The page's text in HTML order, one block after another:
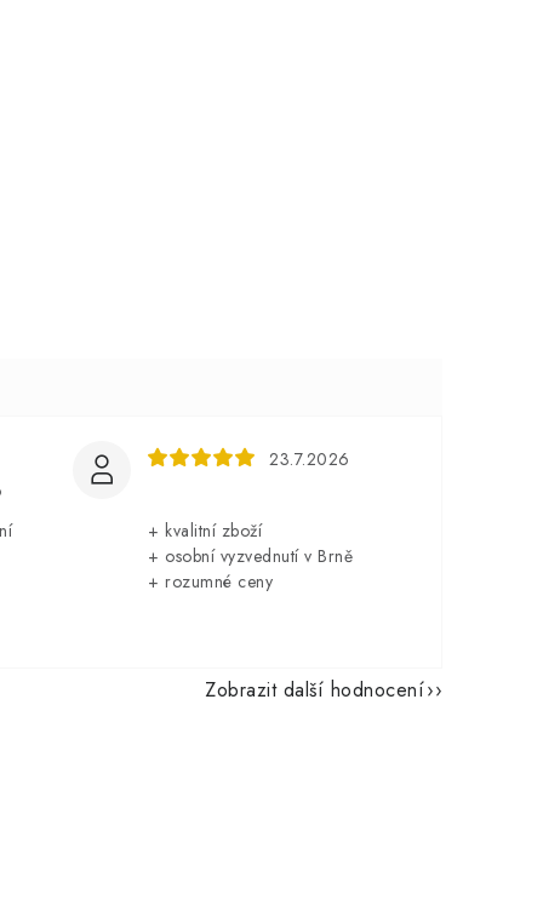
23.7.2026
+ kvalitní zboží
+ osobní vyzvednutí v Brně
+ rozumné ceny
Zobrazit další hodnocení